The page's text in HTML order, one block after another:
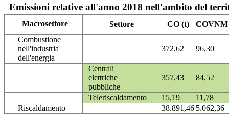
Emissioni relative all'anno 2018 nell'ambito del
Macrosettore Settore CO (t)
COVNM
Combustione
nell'industria
dell'energia
372,62 96,30
Centrali
elettriche
pubbliche
357,43 84,52
Teleriscaldamento 15,19
11,78
Riscaldamento
38.891,46 5.062,36